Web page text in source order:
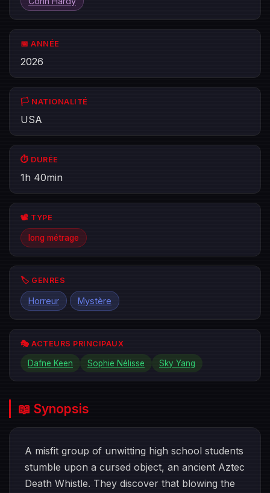
📅 ANNÉE
2026
🏳️ NATIONALITÉ
USA
⏱️ DURÉE
1h 40min
📽️ TYPE
long métrage
🏷️ GENRES
Horreur Mystère
🎭 ACTEURS PRINCIPAUX
Dafne Keen Sophie Nélisse Sky Yang
📖 Synopsis
A misfit group of unwitting high school students
stumble upon a cursed object, an ancient Aztec
Death Whistle. They discover that blowing the